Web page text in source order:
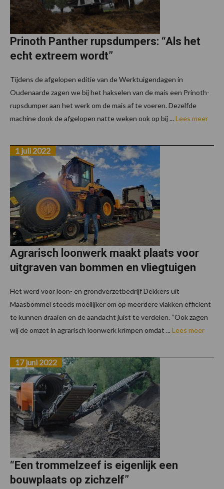
Prinoth Panther rupsdumpers: “Als het
echt extreem wordt”
Tijdens de afgelopen editie van de Werktuigendagen in
Oudenaarde zagen we bij het hakselen van de mais een Prinoth-
rupsdumper aan het werk om de mais af te voeren. Dezelfde
machine dook de afgelopen natte weken ook op bij ... Lees meer
Agrarisch loonwerk maakt plaats voor
uitgraven van bommen en vliegtuigen
1 juli 2022
Het werd voor loon- en grondverzetbedrijf Dekkers uit
Maasbommel steeds moeilijker om op meerdere vlakken efficiënt
te kunnen draaien en de aandacht juist te verdelen. “Ook zagen
wij de omzet in agrarisch loonwerk krimpen omdat ... Lees meer
“Een trommelzeef is eigenlijk een
bouwplaats op zichzelf”
17 juni 2022